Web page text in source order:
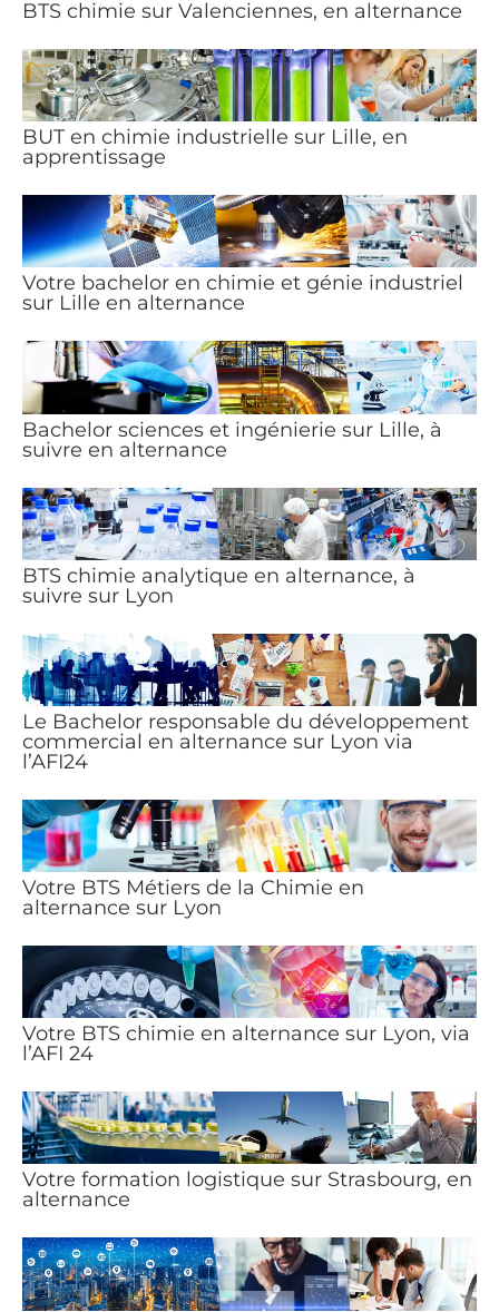
BTS chimie sur Valenciennes, en alternance
BUT en chimie industrielle sur Lille, en
apprentissage
Votre bachelor en chimie et génie industriel
sur Lille en alternance
Bachelor sciences et ingénierie sur Lille, à
suivre en alternance
BTS chimie analytique en alternance, à
suivre sur Lyon
Le Bachelor responsable du développement
commercial en alternance sur Lyon via
l’AFI24
Votre BTS Métiers de la Chimie en
alternance sur Lyon
Votre BTS chimie en alternance sur Lyon, via
l’AFI 24
Votre formation logistique sur Strasbourg, en
alternance